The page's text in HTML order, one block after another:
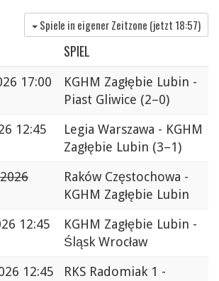
Spiele in eigener Zeitzone (jetzt 18:57)
SPIEL
17:00
KGHM Zagłębie Lubin -
Piast Gliwice (2–0)
12:45
Legia Warszawa - KGHM
Zagłębie Lubin (3–1)
Raków Częstochowa -
KGHM Zagłębie Lubin
12:45
KGHM Zagłębie Lubin -
Śląsk Wrocław
12:45
RKS Radomiak 1 -